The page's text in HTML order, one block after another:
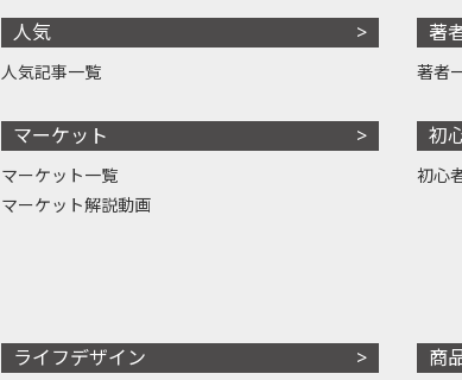
人気
人気記事一覧
マーケット
マーケット一覧
マーケット解説動画
著
著者
初
初心
ライフデザイン 商